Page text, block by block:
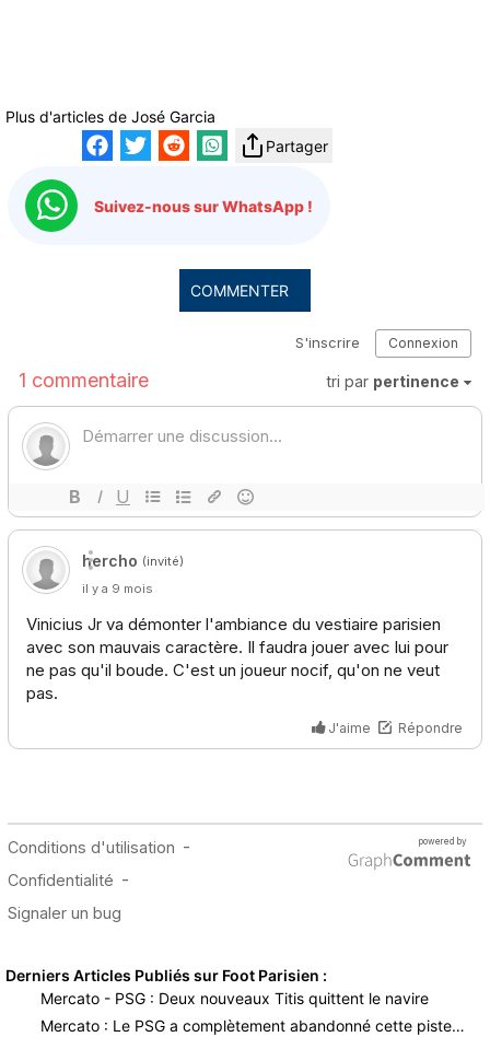
Plus d'articles de José Garcia
Partager
Suivez-nous sur WhatsApp !
COMMENTER
Derniers Articles Publiés sur Foot Parisien :
Mercato - PSG : Deux nouveaux Titis quittent le navire
Mercato : Le PSG a complètement abandonné cette piste…